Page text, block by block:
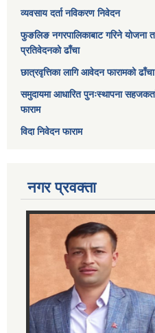
व्यवसाय दर्ता नविकरण निवेदन
फुङलिङ नगरपालिकाबाट गरिने योजना
प्रतिवेदनको ढाँचा
छात्रवृत्तिका लागि आवेदन फारामको ढाँचा
समुदायमा आधारित पुनःस्थापना
फाराम
विदा निवेदन फाराम
नगर प्रवक्ता